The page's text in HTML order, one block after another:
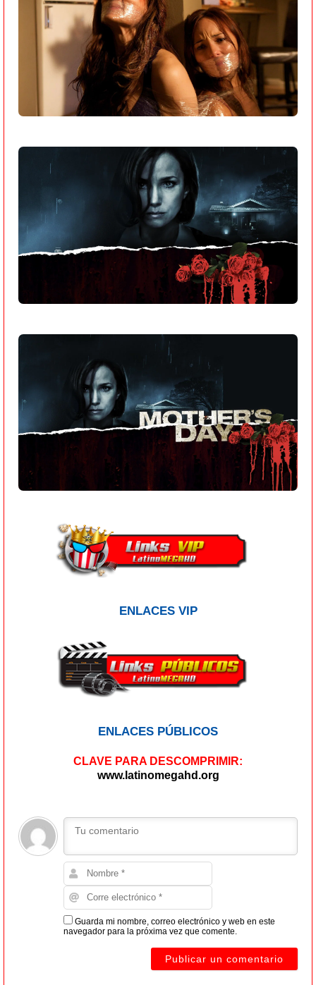
ENLACES VIP
ENLACES PÚBLICOS
CLAVE PARA DESCOMPRIMIR:
www.latinomegahd.org
Guarda mi nombre, correo electrónico y web en este
navegador para la próxima vez que comente.